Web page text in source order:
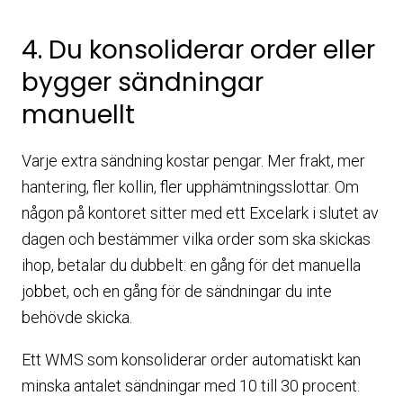
4. Du konsoliderar order eller
bygger sändningar
manuellt
Varje extra sändning kostar pengar. Mer frakt, mer
hantering, fler kollin, fler upphämtningsslottar. Om
någon på kontoret sitter med ett Excelark i slutet av
dagen och bestämmer vilka order som ska skickas
ihop, betalar du dubbelt: en gång för det manuella
jobbet, och en gång för de sändningar du inte
behövde skicka.
Ett WMS som konsoliderar order automatiskt kan
minska antalet sändningar med 10 till 30 procent.